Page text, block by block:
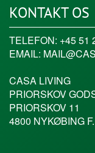
KONTAKT OS
TELEFON: +45 51
EMAIL:
CASA LIVING
PRIORSKOV
PRIORSKOV 11
4800 NYKØBING F.